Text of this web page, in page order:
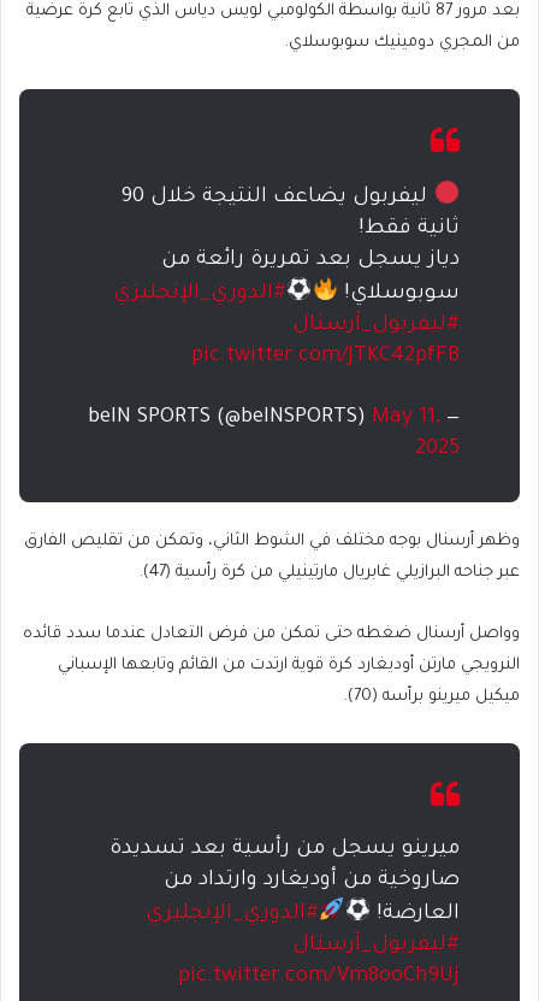
بعد مرور 87 ثانية بواسطة الكولومبي لويس دياس الذي تابع كرة عرضية
من المجري دومينيك سوبوسلاي.
ليفربول يضاعف النتيجة خلال 90
ثانية فقط!
دياز يسجل بعد تمريرة رائعة من
سوبوسلاي!
#الدوري_الإنجليزي
#ليفربول_آرسنال
pic.twitter.com/JTKC42pfFB
— beIN SPORTS (@beINSPORTS)
May 11,
2025
وظهر أرسنال بوجه مختلف في الشوط الثاني، وتمكن من تقليص الفارق
عبر جناحه البرازيلي غابريال مارتينيلي من كرة رأسية (47).
وواصل أرسنال ضغطه حتى تمكن من فرض التعادل عندما سدد قائده
النرويجي مارتن أوديغارد كرة قوية ارتدت من القائم وتابعها الإسباني
ميكيل ميرينو برأسه (70).
ميرينو يسجل من رأسية بعد تسديدة
صاروخية من أوديغارد وارتداد من
العارضة!
#الدوري_الإنجليزي
#ليفربول_آرسنال
pic.twitter.com/Vm8ooCh9Uj